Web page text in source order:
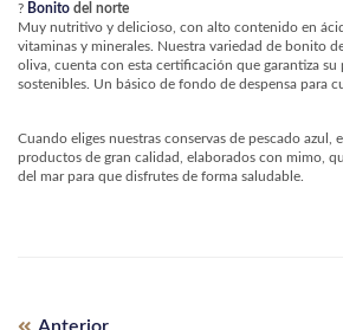
? Bonito del norte
Muy nutritivo y delicioso, con alto contenido en
vitaminas y minerales. Nuestra variedad de bonito
oliva, cuenta con esta certificación que garantiza su
sostenibles. Un básico de fondo de despensa para
Cuando eliges nuestras conservas de pescado azul,
productos de gran calidad, elaborados con mimo,
del mar para que disfrutes de forma saludable.
Navegación
Entrada
Anterior